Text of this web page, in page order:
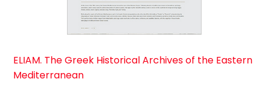
ELIAM. The Greek Historical Archives of the Eastern
Mediterranean